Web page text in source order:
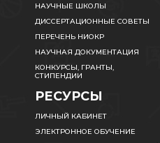
НАУЧНЫЕ ШКОЛЫ
ДИССЕРТАЦИОННЫЕ СОВЕТЫ
ПЕРЕЧЕНЬ НИОКР
НАУЧНАЯ ДОКУМЕНТАЦИЯ
КОНКУРСЫ, ГРАНТЫ,
СТИПЕНДИИ
РЕСУРСЫ
ЛИЧНЫЙ КАБИНЕТ
ЭЛЕКТРОННОЕ ОБУЧЕНИЕ